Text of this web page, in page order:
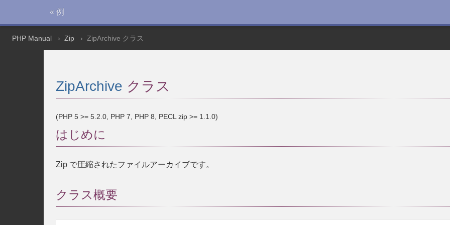
« 例
PHP Manual Zip ZipArchive クラス
ZipArchive クラス
(PHP 5 >= 5.2.0, PHP 7, PHP 8, PECL zip >= 1.1.0)
はじめに
Zip で圧縮されたファイルアーカイブです。
クラス概要